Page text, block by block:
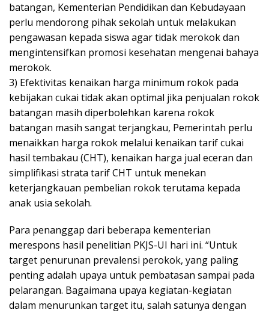
batangan, Kementerian Pendidikan dan Kebudayaan
perlu mendorong pihak sekolah untuk melakukan
pengawasan kepada siswa agar tidak merokok dan
mengintensifkan promosi kesehatan mengenai bahaya
merokok.
3) Efektivitas kenaikan harga minimum rokok pada
kebijakan cukai tidak akan optimal jika penjualan rokok
batangan masih diperbolehkan karena rokok
batangan masih sangat terjangkau, Pemerintah perlu
menaikkan harga rokok melalui kenaikan tarif cukai
hasil tembakau (CHT), kenaikan harga jual eceran dan
simplifikasi strata tarif CHT untuk menekan
keterjangkauan pembelian rokok terutama kepada
anak usia sekolah.
Para penanggap dari beberapa kementerian
merespons hasil penelitian PKJS-UI hari ini. “Untuk
target penurunan prevalensi perokok, yang paling
penting adalah upaya untuk pembatasan sampai pada
pelarangan. Bagaimana upaya kegiatan-kegiatan
dalam menurunkan target itu, salah satunya dengan